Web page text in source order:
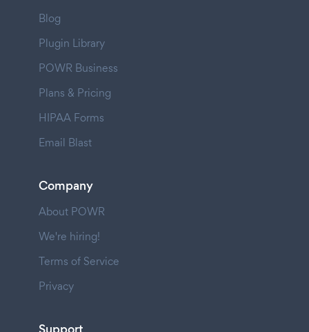
Blog
Plugin Library
POWR Business
Plans & Pricing
HIPAA Forms
Email Blast
Company
About POWR
We're hiring!
Terms of Service
Privacy